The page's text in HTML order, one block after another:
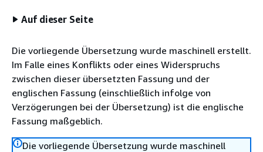
Auf dieser Seite
Die vorliegende Übersetzung wurde maschinell erstellt.
Im Falle eines Konflikts oder eines Widerspruchs
zwischen dieser übersetzten Fassung und der
englischen Fassung (einschließlich infolge von
Verzögerungen bei der Übersetzung) ist die englische
Fassung maßgeblich.
Die vorliegende Übersetzung wurde maschinell